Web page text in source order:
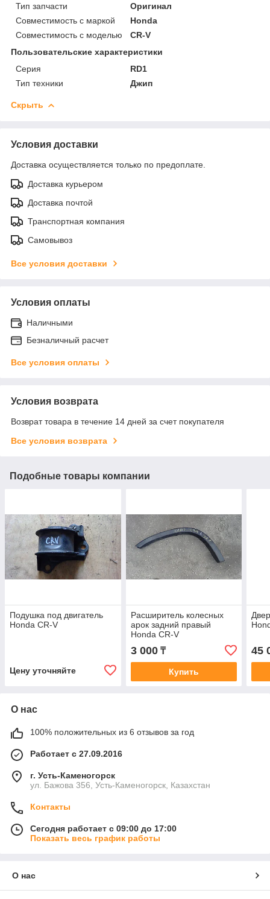
Тип запчасти
Оригинал
Совместимость с маркой
Honda
Совместимость с моделью
CR-V
Пользовательские характеристики
Серия
RD1
Тип техники
Джип
Скрыть
Условия доставки
Доставка осуществляется только по предоплате.
Доставка курьером
Доставка почтой
Транспортная компания
Самовывоз
Все условия доставки
Условия оплаты
Наличными
Безналичный расчет
Все условия оплаты
Условия возврата
Возврат товара в течение 14 дней за счет покупателя
Все условия возврата
Подобные товары компании
Подушка под двигатель
Honda CR-V
Цену уточняйте
Расширитель колесных
арок задний правый
Honda CR-V
3 000₸
Купить
45
О нас
100% положительных из 6 отзывов за год
Работает с 27.09.2016
г. Усть-Каменогорск
ул. Бажова 356, Усть-Каменогорск, Казахстан
Контакты
Сегодня работает с 09:00 до 17:00
Показать весь график работы
О нас